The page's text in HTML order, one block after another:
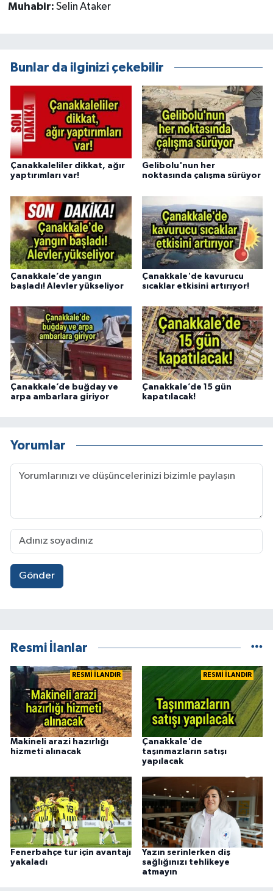
Muhabir: Selin Ataker
Bunlar da ilginizi çekebilir
Çanakkaleliler dikkat, ağır
yaptırımları var!
Gelibolu'nun her
noktasında çalışma sürüyor
Çanakkale’de yangın
başladı! Alevler yükseliyor
Çanakkale'de kavurucu
sıcaklar etkisini artırıyor!
Çanakkale’de buğday ve
arpa ambarlara giriyor
Çanakkale’de 15 gün
kapatılacak!
Yorumlar
Gönder
Resmi İlanlar
RESMİ İLANDIR
Makineli arazi hazırlığı
hizmeti alınacak
RESMİ İLANDIR
Çanakkale'de
taşınmazların satışı
yapılacak
Fenerbahçe tur için avantajı
yakaladı
Yazın serinlerken diş
sağlığınızı tehlikeye
atmayın